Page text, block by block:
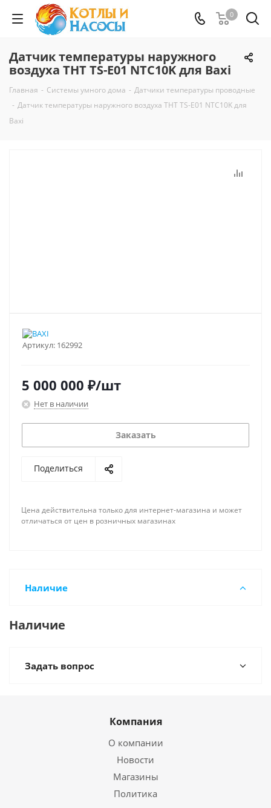
0
Датчик температуры наружного
воздуха THT TS-E01 NTC10K для Baxi
Главная - Системы умного дома - Датчики температуры проводные
- Датчик температуры наружного воздуха THT TS-E01 NTC10K для
Baxi
Артикул: 162992
5 000 000 ₽/шт
Нет в наличии
Заказать
Поделиться
Цена действительна только для интернет-магазина и может
отличаться от цен в розничных магазинах
Наличие
Наличие
Задать вопрос
Компания
О компании
Новости
Магазины
Политика